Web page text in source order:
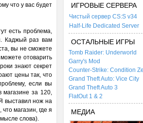
что у вас будет
есть проблема,
Каджый раз вам
вы не сможете
отоварить
знают секрет
цены так, что
если вы
магазине за 120,
выставил нож на
магазин, где я
слова).
ИГРОВЫЕ СЕРВЕРА
Чистый сервер CS:S v34
Half-Life Dedicated Server
ОСТАЛЬНЫЕ ИГРЫ
Tomb Raider: Underworld
Garry's Mod
Counter-Strike: Condition
Grand Theft Auto: Vice City
Grand Theft Auto 3
FlatOut 1 & 2
МЕДИА